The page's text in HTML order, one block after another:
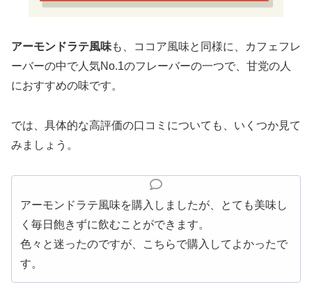
アーモンドラテ風味も、ココア風味と同様に、カフェフレ
ーバーの中で人気No.1のフレーバーの一つで、甘党の人
におすすめの味です。
では、具体的な高評価の口コミについても、いくつか見て
みましょう。
アーモンドラテ風味を購入しましたが、とても美味し
く毎日飽きずに飲むことができます。
色々と迷ったのですが、こちらで購入してよかったで
す。